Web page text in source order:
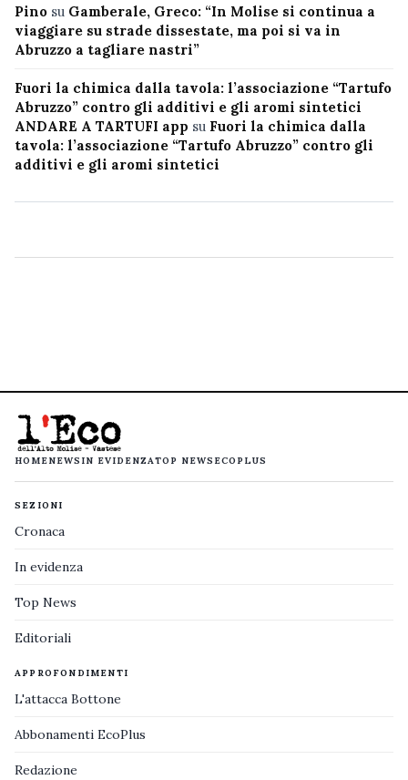
Pino su Gamberale, Greco: “In Molise si continua a
viaggiare su strade dissestate, ma poi si va in
Abruzzo a tagliare nastri”
Fuori la chimica dalla tavola: l’associazione “Tartufo
Abruzzo” contro gli additivi e gli aromi sintetici
ANDARE A TARTUFI app su Fuori la chimica dalla
tavola: l’associazione “Tartufo Abruzzo” contro gli
additivi e gli aromi sintetici
HOMENEWS IN EVIDENZATOP NEWS ECOPLUS
SEZIONI
Cronaca
In evidenza
Top News
Editoriali
APPROFONDIMENTI
L'attacca Bottone
Abbonamenti EcoPlus
Redazione